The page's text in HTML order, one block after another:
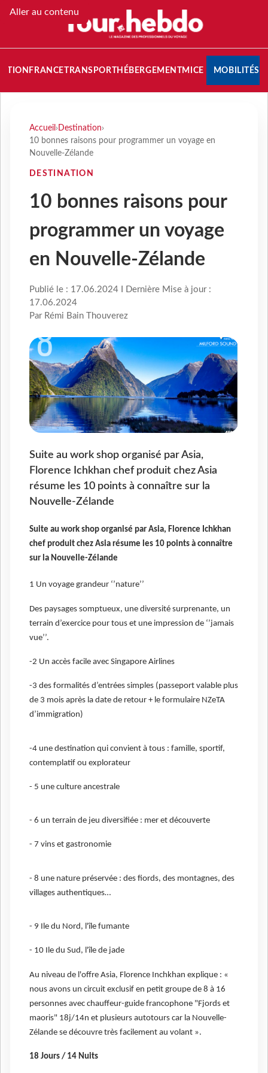
Aller au contenu
FRANCETRANSPORT HÉBERGEMENTMICE MOBILITÉS
Accueil › Destination›
10 bonnes raisons pour programmer un voyage en
Nouvelle-Zélande
DESTINATION
10 bonnes raisons pour
programmer un voyage
en Nouvelle-Zélande
Publié le : 17.06.2024 I Dernière Mise à jour :
17.06.2024
Par Rémi Bain Thouverez
Suite au work shop organisé par Asia,
Florence Ichkhan chef produit chez Asia
résume les 10 points à connaître sur la
Nouvelle-Zélande
Suite au work shop organisé par Asia, Florence Ichkhan
chef produit chez Asia résume les 10 points à connaître
sur la Nouvelle-Zélande
1 Un voyage grandeur ‘’nature’’
Des paysages somptueux, une diversité surprenante, un
terrain d’exercice pour tous et une impression de ‘’jamais
vue’’.
-2 Un accès facile avec Singapore Airlines
-3 des formalités d’entrées simples (passeport valable plus
de 3 mois après la date de retour + le formulaire NZeTA
d’immigration)
-4 une destination qui convient à tous : famille, sportif,
contemplatif ou explorateur
- 5 une culture ancestrale
- 6 un terrain de jeu diversifiée : mer et découverte
- 7 vins et gastronomie
- 8 une nature préservée : des fiords, des montagnes, des
villages authentiques…
- 9 Ile du Nord, l'île fumante
- 10 Ile du Sud, l'île de jade
Au niveau de l'offre Asia, Florence Inchkhan explique : «
nous avons un circuit exclusif en petit groupe de 8 à 16
personnes avec chauffeur-guide francophone "Fjords et
maoris" 18j/14n et plusieurs autotours car la Nouvelle-
Zélande se découvre très facilement au volant ».
18 Jours / 14 Nuits